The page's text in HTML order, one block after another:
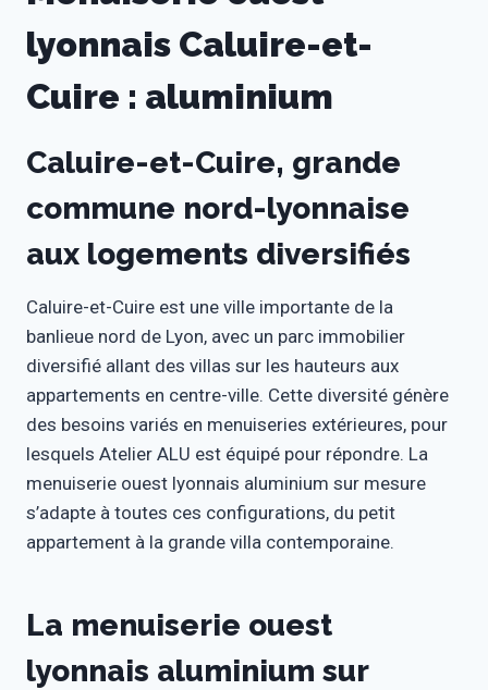
lyonnais Caluire-et-
Cuire : aluminium
Caluire-et-Cuire, grande
commune nord-lyonnaise
aux logements diversifiés
Caluire-et-Cuire est une ville importante de la
banlieue nord de Lyon, avec un parc immobilier
diversifié allant des villas sur les hauteurs aux
appartements en centre-ville. Cette diversité génère
des besoins variés en menuiseries extérieures, pour
lesquels Atelier ALU est équipé pour répondre. La
menuiserie ouest lyonnais aluminium sur mesure
s’adapte à toutes ces configurations, du petit
appartement à la grande villa contemporaine.
La menuiserie ouest
lyonnais aluminium sur